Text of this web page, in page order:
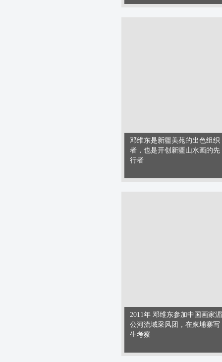
邓维东是新疆美苑的出色组织
者，也是开创新疆山水画的先
行者
2011年 邓维东参加中国画家湄
公河流域采风团，在柬埔寨写
生考察